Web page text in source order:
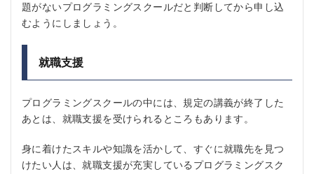
題がないプログラミングスクールだと判断してから申し込
むようにしましょう。
就職支援
プログラミングスクールの中には、規定の講義が終了した
あとは、就職支援を受けられるところもあります。
身に着けたスキルや知識を活かして、すぐに就職先を見つ
けたい人は、就職支援が充実しているプログラミングスク